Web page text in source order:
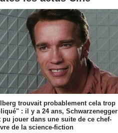
trouvait probablement cela trop
: il y a 24 ans, Schwarzenegger
pu jouer dans une suite de ce chef-
de la science-fiction